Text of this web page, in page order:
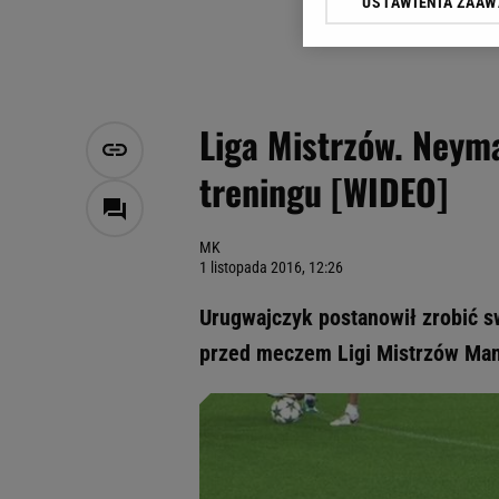
Liga Mistrzów.
treningu [WIDEO]
MK
1 listopada 2016, 12:26
Urugwajczyk postanowił zrobić
przed meczem Ligi Mistrzów
Klikając „Akceptuję”
Zaufanych Partnerów i
My, nasi Zaufani
Użycie dokładnych
Przechowywanie